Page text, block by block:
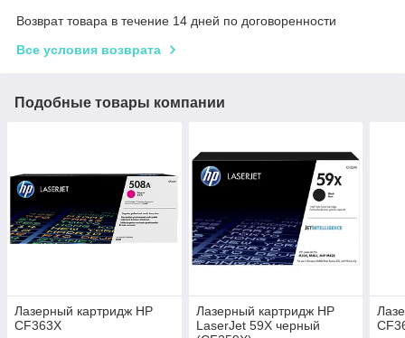
Возврат товара в течение 14 дней по договоренности
Все условия возврата
Подобные товары компании
Лазерный картридж HP
CF363X
Лазерный картридж HP
LaserJet 59X черный